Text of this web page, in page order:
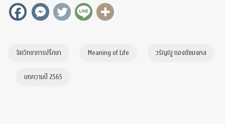
จิตวิทยาการปรึกษา Meaning of Life วรัญญู กองชัยมงคล
บทความปี 2565